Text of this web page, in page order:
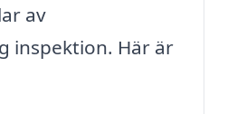
av
inspektion. Här är